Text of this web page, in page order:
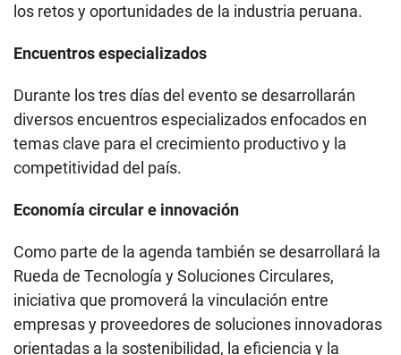
los retos y oportunidades de la industria peruana.
Encuentros especializados
Durante los tres días del evento se desarrollarán
diversos encuentros especializados enfocados en
temas clave para el crecimiento productivo y la
competitividad del país.
Economía circular e innovación
Como parte de la agenda también se desarrollará la
Rueda de Tecnología y Soluciones Circulares,
iniciativa que promoverá la vinculación entre
empresas y proveedores de soluciones innovadoras
orientadas a la sostenibilidad, la eficiencia y la